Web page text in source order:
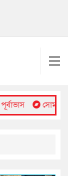
সোমবার প্রকাশ